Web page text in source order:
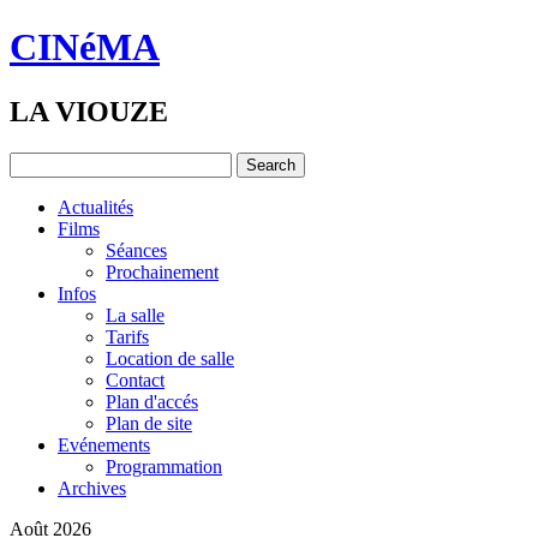
CINéMA
LA VIOUZE
Actualités
Films
Séances
Prochainement
Infos
La salle
Tarifs
Location de salle
Contact
Plan d'accés
Plan de site
Evénements
Programmation
Archives
Août 2026